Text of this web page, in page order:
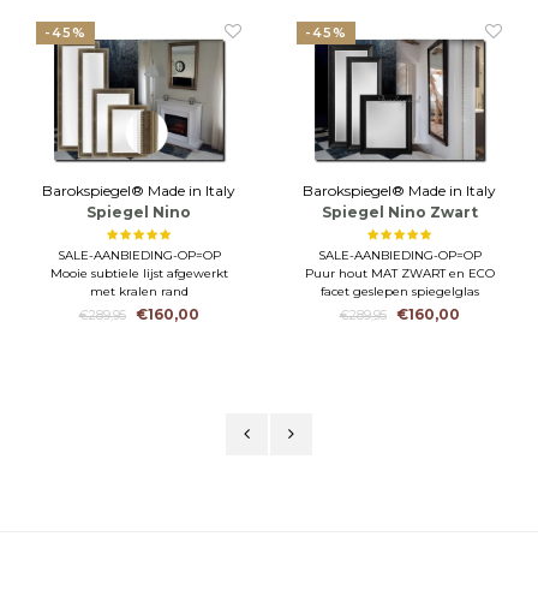
-45%
Barokspiegel® Made in Italy
Spiegel Nino
Antiekzilver-brons
Aanbieding!
SALE-AANBIEDING-OP=OP
Mooie subtiele lijst afgewerkt
met kralen rand
Puur hout en ECO facet geslepen
€289,95 €160,00
-45%
Barokspiegel® Made in Italy
Spiegel Nino Zwart
Aanbieding!
SALE-AANBIEDING-OP=OP
Puur hout MAT ZWART en ECO
facet geslepen spiegelglas
Grootste formaat 95x195cm
€289,95 €160,00